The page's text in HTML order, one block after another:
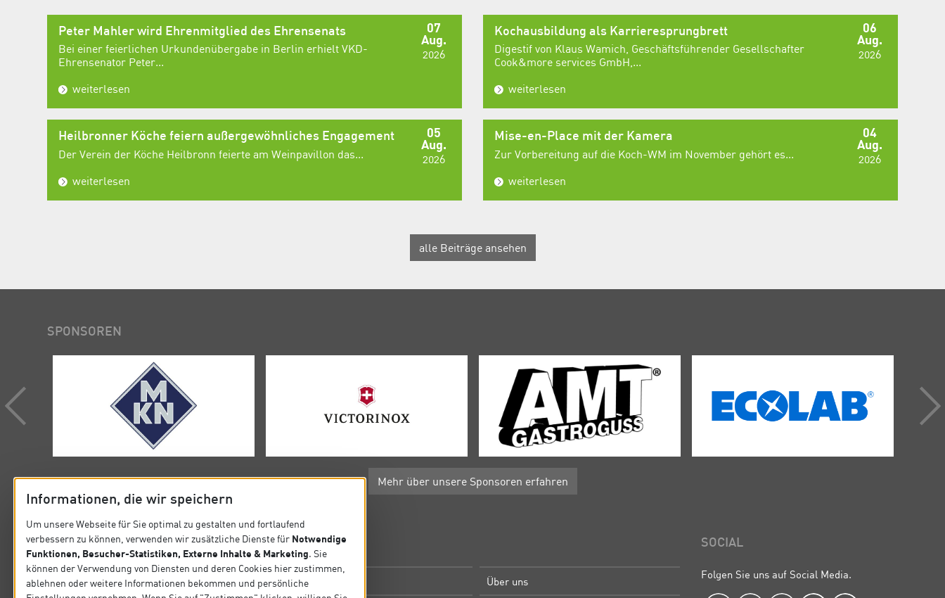
07
Aug.
2026
Peter Mahler wird Ehrenmitglied des Ehrensenats
Bei einer feierlichen Urkundenübergabe in Berlin erhielt VKD-
Ehrensenator Peter...
weiterlesen
06
Aug.
2026
Kochausbildung als Karrieresprungbrett
Digestif von Klaus Wamich, Geschäftsführender Gesellschafter
Cook&more services GmbH,...
weiterlesen
05
Aug.
2026
Heilbronner Köche feiern außergewöhnliches Engagement
Der Verein der Köche Heilbronn feierte am Weinpavillon das...
weiterlesen
04
Aug.
2026
Mise-en-Place mit der Kamera
Zur Vorbereitung auf die Koch-WM im November gehört es...
weiterlesen
alle Beiträge ansehen
SPONSOREN
Mehr über unsere Sponsoren erfahren
KONTAKT
Verband der Köche Deutschlands e.V.
Steinlestraße 32 60596 Frankfurt
SITEMAP
Startseite Über uns
SOCIAL
Folgen Sie uns auf Social Media.
Informationen, die wir speichern
Um unsere Webseite für Sie optimal zu gestalten und fortlaufend
verbessern zu können, verwenden wir zusätzliche Dienste für Notwendige
Funktionen, Besucher-Statistiken, Externe Inhalte & Marketing. Sie
können der Verwendung von Diensten und deren Cookies hier zustimmen,
ablehnen oder weitere Informationen bekommen und persönliche